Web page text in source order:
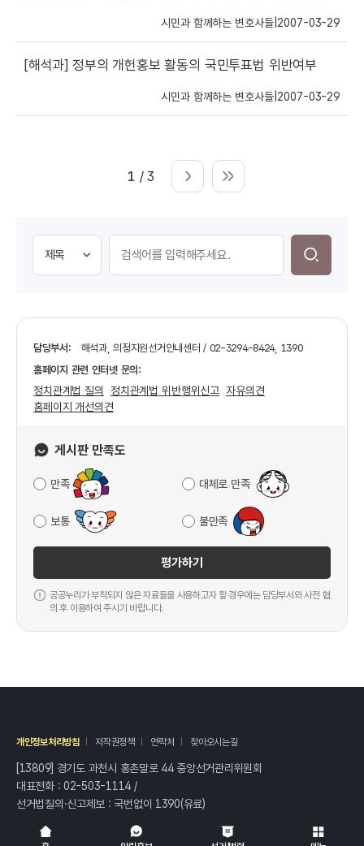
시민과 함께하는 변호사들| 2007-03-29
[해석과] 정부의 개헌홍보 활동의 국민투표법 위반여부
시민과 함께하는 변호사들| 2007-03-29
1 / 3
담당부서:
해석과, 의정지원선거안내센터 / 02-3294-8424, 1390
홈페이지 관련 인터넷 문의:
정치관계법 질의 정치관계법 위반행위신고 자유의견
홈페이지 개선의견
게시판 만족도
만족 대체로 만족
보통 불만족
평가하기
공공누리가 부착되지 않은 자료들을 사용하고자 할 경우에는 담당부서와 사전 협
의 후 이용하여 주시기 바랍니다.
개인정보처리방침 저작권정책 연락처 찾아오시는길
[13809] 경기도 과천시 홍촌말로 44 중앙선거관리위원회
대표전화 :02-503-1114/
선거법질의·신고제보 : 국번없이 1390(유료)